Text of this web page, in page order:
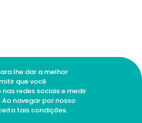
lhe dar a melhor
que você
redes sociais e medir
navegar por nosso
tais condições.